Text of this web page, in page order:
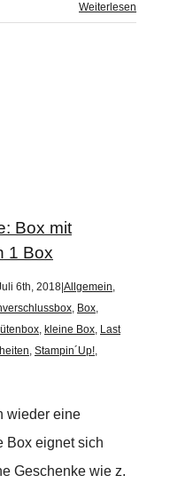
Weiterlesen
Box mit
1 Box
6th, 2018 Allgemein,
, Box,
, kleine Box, Last
, Stampin´Up!,
wieder eine
Box eignet sich
Geschenke wie z.